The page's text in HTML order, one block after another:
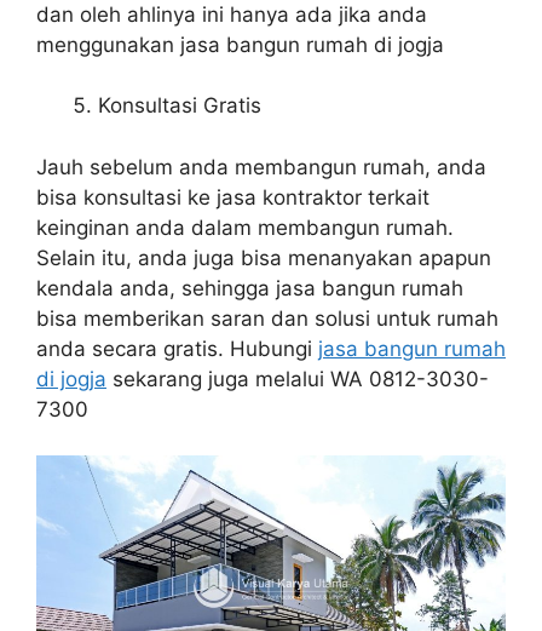
dan oleh ahlinya ini hanya ada jika anda
menggunakan jasa bangun rumah di jogja
Konsultasi Gratis
Jauh sebelum anda membangun rumah, anda
bisa konsultasi ke jasa kontraktor terkait
keinginan anda dalam membangun rumah.
Selain itu, anda juga bisa menanyakan apapun
kendala anda, sehingga jasa bangun rumah
bisa memberikan saran dan solusi untuk rumah
anda secara gratis. Hubungi jasa bangun rumah
di jogja sekarang juga melalui WA 0812-3030-
7300